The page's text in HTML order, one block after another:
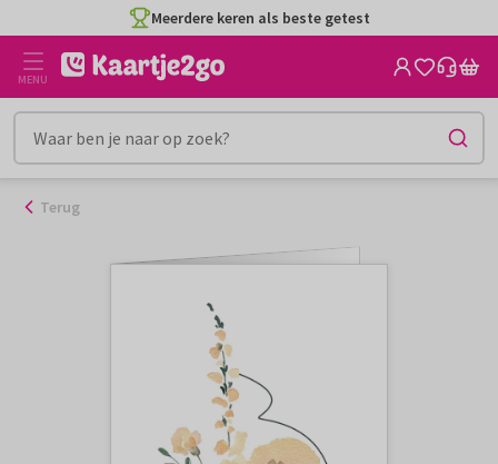
naar
inhoud
Meerdere keren als beste getest
MENU
Terug